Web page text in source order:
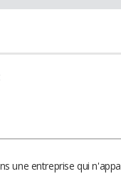
une entreprise qui